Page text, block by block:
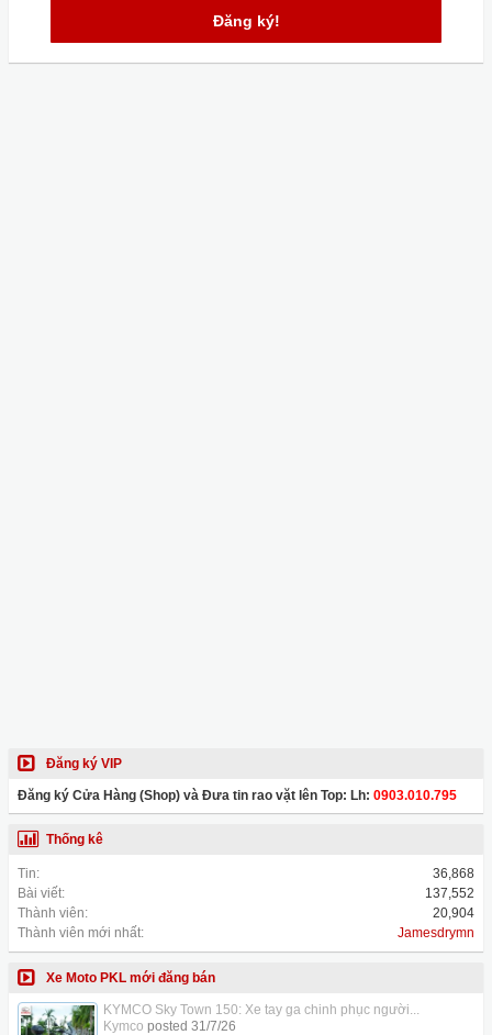
Đăng ký!
Đăng ký VIP
Đăng ký Cửa Hàng (Shop) và Đưa tin rao vặt lên Top: Lh: 0903.010.795
Thống kê
Tin:
36,868
Bài viết:
137,552
Thành viên:
20,904
Thành viên mới nhất:
Jamesdrymn
Xe Moto PKL mới đăng bán
KYMCO Sky Town 150: Xe tay ga chinh phục người...
Kymco posted 31/7/26